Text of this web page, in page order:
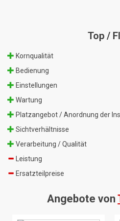
Top /
Kornqualität
Bedienung
Einstellungen
Wartung
Platzangebot / Anordnung der
Sichtverhältnisse
Verarbeitung / Qualität
Leistung
Ersatzteilpreise
Angebote von